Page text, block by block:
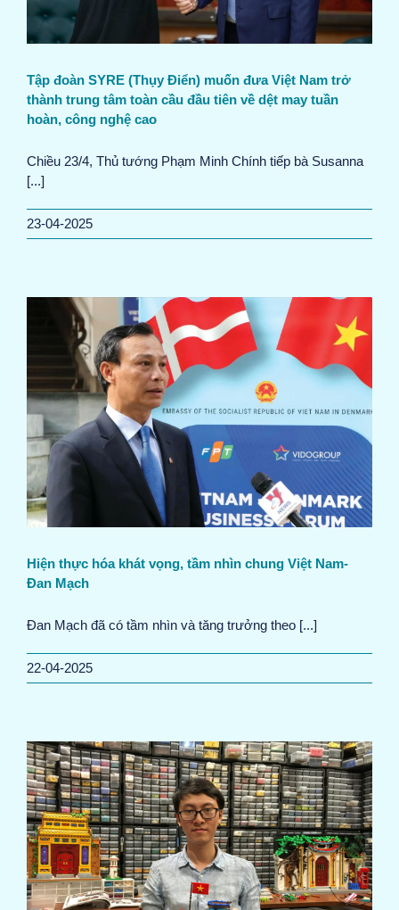
Tập đoàn SYRE (Thụy Điển) muốn đưa Việt Nam trở
thành trung tâm toàn cầu đầu tiên về dệt may tuần
hoàn, công nghệ cao
Chiều 23/4, Thủ tướng Phạm Minh Chính tiếp bà Susanna
[...]
23-04-2025
Hiện thực hóa khát vọng, tầm nhìn chung Việt Nam-
Đan Mạch
Đan Mạch đã có tầm nhìn và tăng trưởng theo [...]
22-04-2025